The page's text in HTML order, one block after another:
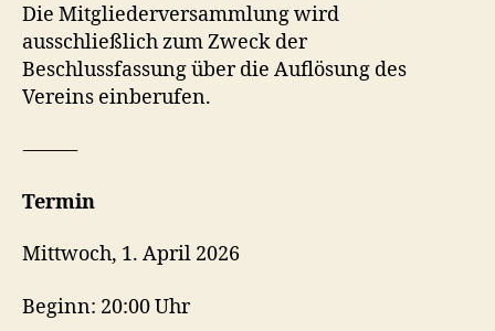
Die Mitgliederversammlung wird
ausschließlich zum Zweck der
Beschlussfassung über die Auflösung des
Vereins einberufen.
⸻
Termin
Mittwoch, 1. April 2026
Beginn: 20:00 Uhr